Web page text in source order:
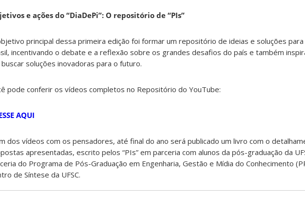
e ações do “DiaDePi”: O repositório de “PIs”
principal dessa primeira edição foi formar um repositório de ideias e soluções
incentivando o debate e a reflexão sobre os grandes desafios do país e também
soluções inovadoras para o futuro.
pode conferir os vídeos completos no Repositório do YouTube:
AQUI
dos vídeos com os pensadores, até final do ano será publicado um livro com o
apresentadas, escrito pelos “PIs” em parceria com alunos da pós-graduação da
do Programa de Pós-Graduação em Engenharia, Gestão e Mídia do Conhecimento
de Síntese da UFSC.